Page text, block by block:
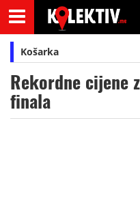
Košarka
Rekordne cijene
finala